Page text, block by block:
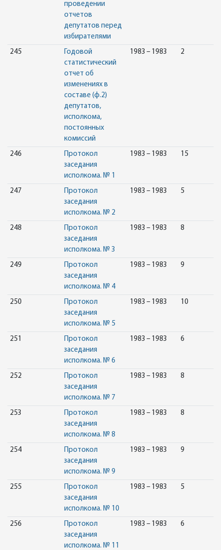
проведении
отчетов
депутатов перед
избирателями
245
Годовой
статистический
отчет об
изменениях в
составе (ф.2)
депутатов,
исполкома,
постоянных
комиссий
1983 – 1983 2
246
Протокол
заседания
исполкома. № 1
1983 – 1983 15
247
Протокол
заседания
исполкома. № 2
1983 – 1983 5
248
Протокол
заседания
исполкома. № 3
1983 – 1983 8
249
Протокол
заседания
исполкома. № 4
1983 – 1983 9
250
Протокол
заседания
исполкома. № 5
1983 – 1983 10
251
Протокол
заседания
исполкома. № 6
1983 – 1983 6
252
Протокол
заседания
исполкома. № 7
1983 – 1983 8
253
Протокол
заседания
исполкома. № 8
1983 – 1983 8
254
Протокол
заседания
исполкома. № 9
1983 – 1983 9
255
Протокол
заседания
исполкома. № 10
1983 – 1983 5
256
Протокол
заседания
исполкома. № 11
1983 – 1983 6